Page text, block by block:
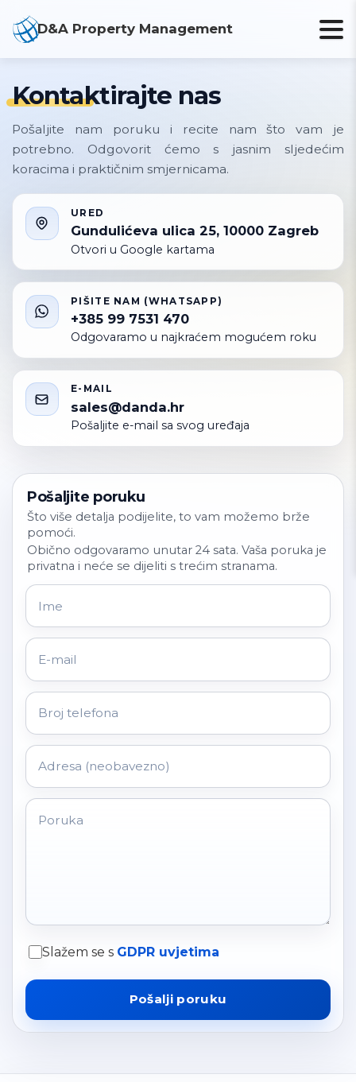
D&A Property Management
Kontaktirajte nas
Pošaljite nam poruku i recite nam što vam je
potrebno. Odgovorit ćemo s jasnim sljedećim
koracima i praktičnim smjernicama.
URED
Gundulićeva ulica 25, 10000 Zagreb
Otvori u Google kartama
PIŠITE NAM (WHATSAPP)
+385 99 7531 470
Odgovaramo u najkraćem mogućem roku
E-MAIL
sales@danda.hr
Pošaljite e-mail sa svog uređaja
Pošaljite poruku
Što više detalja podijelite, to vam možemo brže
pomoći.
Obično odgovaramo unutar 24 sata. Vaša poruka je
privatna i neće se dijeliti s trećim stranama.
Slažem se s GDPR uvjetima
Pošalji poruku